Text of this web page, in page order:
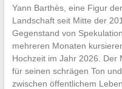
Yann Barthès, eine Figur
Landschaft seit Mitte der
Gegenstand von
mehreren Monaten
Hochzeit im Jahr 2026. Der
für seinen schrägen Ton
zwischen öffentlichem